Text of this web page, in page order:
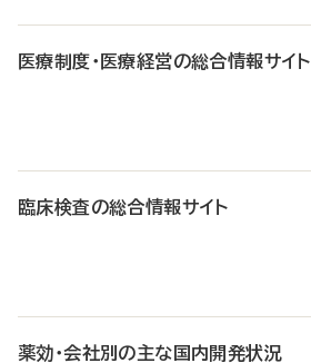
医療制度・医療経営の総合情報サイト
臨床検査の総合情報サイト
薬効・会社別の主な国内開発状況